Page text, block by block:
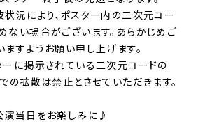
状況により、ポスター内の二次元コー
ない場合がございます。あらかじめご
ますようお願い申し上げます。
ーに掲示されている二次元コードの
の拡散は禁止とさせていただきます。
演当日をお楽しみに♪